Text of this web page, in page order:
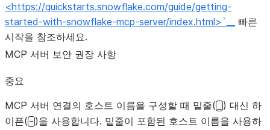
<https://quickstarts.snowflake.com/guide/getting-
started-with-snowflake-mcp-server/index.html>`__
빠른
시작을 참조하세요.
MCP 서버 보안 권장 사항
중요
MCP 서버 연결의 호스트 이름을 구성할 때 밑줄(_) 대신 하
이픈(-)을 사용합니다. 밑줄이 포함된 호스트 이름을 사용하